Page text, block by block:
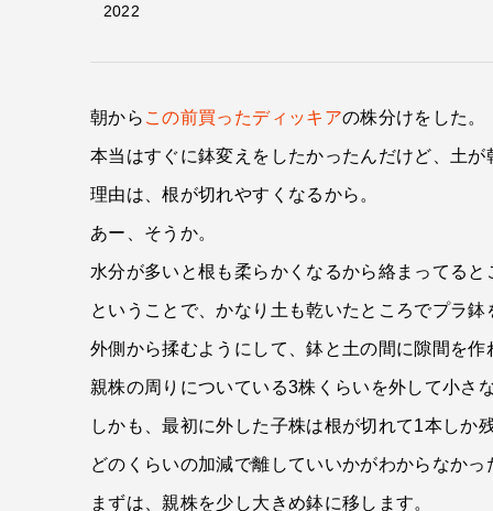
2022
朝から この前買ったディッキアの株分けをした。
本当はすぐに鉢変えをしたかったんだけど、土
理由は、根が切れやすくなるから。
あー、そうか。
水分が多いと根も柔らかくなるから絡まってると
ということで、かなり土も乾いたところでプラ鉢
外側から揉むようにして、鉢と土の間に隙間を作
親株の周りについている3株くらいを外して小
しかも、最初に外した子株は根が切れて1本しか
どのくらいの加減で離していいかがわからなか
まずは、親株を少し大きめ鉢に移します。